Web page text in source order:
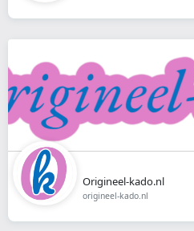
Origineel-kado.nl
origineel-kado.nl